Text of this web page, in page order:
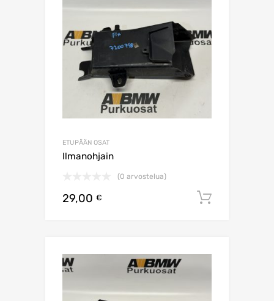
ETUPÄÄN OSAT
Ilmanohjain
(0 arvostelua)
29,00 €